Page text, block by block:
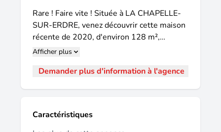
Rare ! Faire vite ! Située à LA CHAPELLE-
SUR-ERDRE, venez découvrir cette maison
récente de 2020, d'environ 128 m²,
fonctionnelle et lumineuse. Vous allez être
des pièces : la visite commence par un
micro-onde et lave-vaisselle) avec son ilot
central vous permettant de cuisiner en tout
Afficher plus
Demander plus d'information à l'agence
Caractéristiques